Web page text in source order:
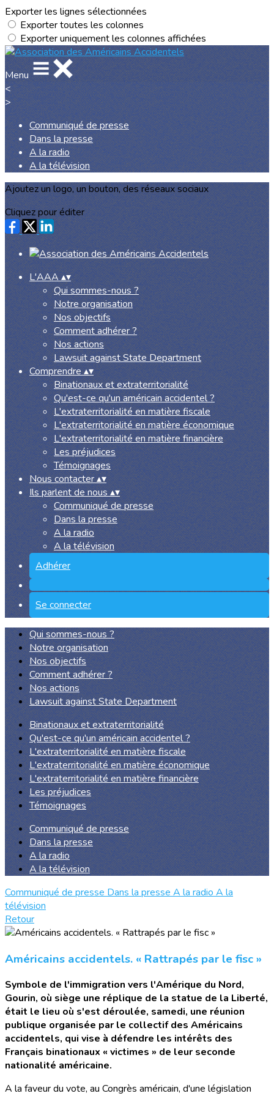
Exporter les lignes sélectionnées
Exporter toutes les colonnes
Exporter uniquement les colonnes affichées
Menu
<
>
Communiqué de presse
Dans la presse
A la radio
A la télévision
Ajoutez un logo, un bouton, des réseaux sociaux
Cliquez pour éditer
L'AAA▴▾
Qui sommes-nous ?
Notre organisation
Nos objectifs
Comment adhérer ?
Nos actions
Lawsuit against State Department
Comprendre▴▾
Binationaux et extraterritorialité
Qu'est-ce qu'un américain accidentel ?
L'extraterritorialité en matière fiscale
L'extraterritorialité en matière économique
L'extraterritorialité en matière financière
Les préjudices
Témoignages
Nous contacter▴▾
Ils parlent de nous▴▾
Communiqué de presse
Dans la presse
A la radio
A la télévision
Adhérer
Se connecter
Qui sommes-nous ?
Notre organisation
Nos objectifs
Comment adhérer ?
Nos actions
Lawsuit against State Department
Binationaux et extraterritorialité
Qu'est-ce qu'un américain accidentel ?
L'extraterritorialité en matière fiscale
L'extraterritorialité en matière économique
L'extraterritorialité en matière financière
Les préjudices
Témoignages
Communiqué de presse
Dans la presse
A la radio
A la télévision
Communiqué de presse Dans la presse A la radio A la
télévision
Retour
Américains accidentels. « Rattrapés par le fisc »
Symbole de l'immigration vers l'Amérique du Nord,
Gourin, où siège une réplique de la statue de la Liberté,
était le lieu où s'est déroulée, samedi, une réunion
publique organisée par le collectif des Américains
accidentels, qui vise à défendre les intérêts des
Français binationaux « victimes » de leur seconde
nationalité américaine.
A la faveur du vote, au Congrès américain, d'une législation